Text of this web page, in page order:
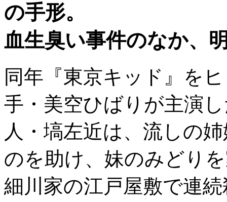
の手形。
血生臭い事件のなか、
同年『東京キッド』を
手・美空ひばりが主演
人・塙左近は、流しの
のを助け、妹のみどり
細川家の江戸屋敷で連